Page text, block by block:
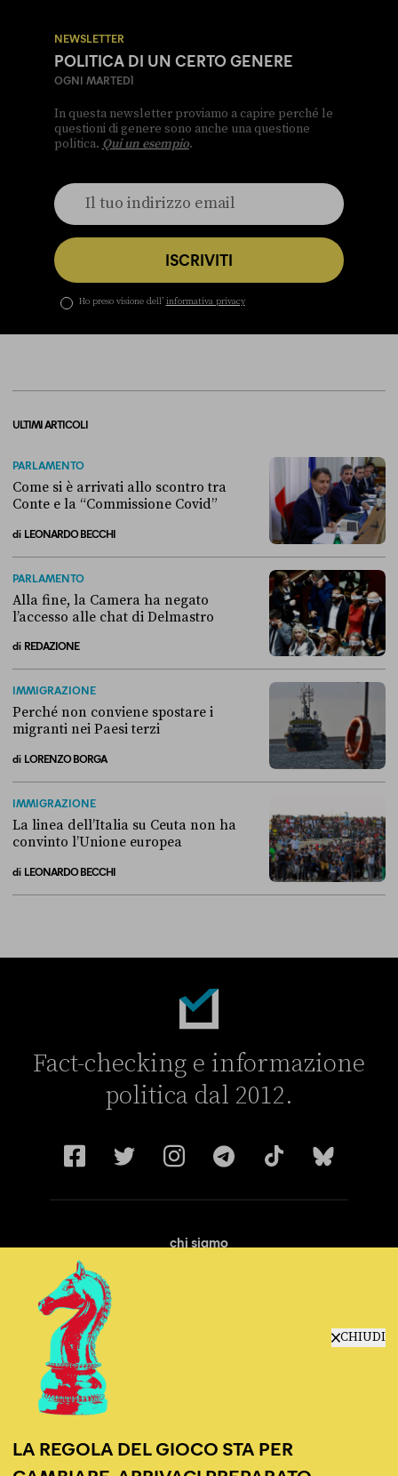
CHIUDI
LA REGOLA DEL GIOCO STA PER
NEWSLETTER
POLITICA DI UN CERTO GENERE
OGNI MARTEDÌ
In questa newsletter proviamo a capire perché le
questioni di genere sono anche una questione
politica. Qui un esempio.
ISCRIVITI
Ho preso visione dell’ informativa privacy
ULTIMI ARTICOLI
PARLAMENTO
Come si è arrivati allo scontro tra
Conte e la “Commissione Covid”
di LEONARDO BECCHI
PARLAMENTO
Alla fine, la Camera ha negato
l’accesso alle chat di Delmastro
di REDAZIONE
IMMIGRAZIONE
Perché non conviene spostare i
migranti nei Paesi terzi
di LORENZO BORGA
IMMIGRAZIONE
La linea dell’Italia su Ceuta non ha
convinto l’Unione europea
di LEONARDO BECCHI
Fact-checking e informazione
politica dal 2012.
chi siamo